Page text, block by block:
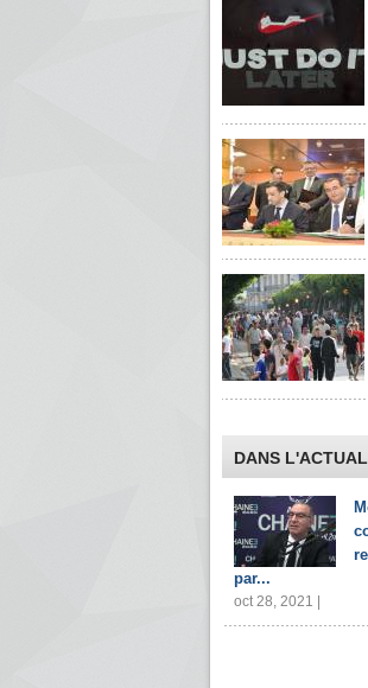
DANS
par...
oct 28, 2021 |